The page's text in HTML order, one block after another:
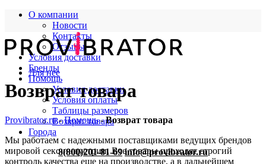
О компании
Новости
Контакты
Отзывы
Условия доставки
Бренды
Помощь
Условия доставки
Условия оплаты
Таблицы размеров
Возврат товара
Города
8(800)201-81-69 info@provibrator.ru
Для нее
Возврат товара
Provibrator.ru-Помощь-Возврат товара
Мы работаем с надежными поставщиками ведущих брендов
мировой секс-индустрии. Все товары проходят строгий
контроль качества еще на производстве, а в дальнейшем